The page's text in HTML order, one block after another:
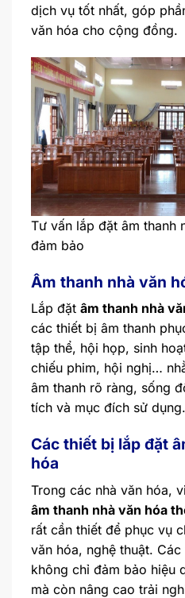
dịch vụ tốt nhất, góp
văn hóa cho cộng đồng.
Tư vấn lắp đặt âm thanh
đảm bảo
Âm thanh nhà văn
Lắp đặt âm thanh nhà
các thiết bị âm thanh
tập thể, hội họp, sinh
chiếu phim, hội nghị…
âm thanh rõ ràng, sống
tích và mục đích sử dụng.
Các thiết bị lắp đặt
hóa
Trong các nhà văn hóa,
âm thanh nhà văn hóa
rất cần thiết để phục vụ
văn hóa, nghệ thuật.
không chỉ đảm bảo hiệu
mà còn nâng cao trải